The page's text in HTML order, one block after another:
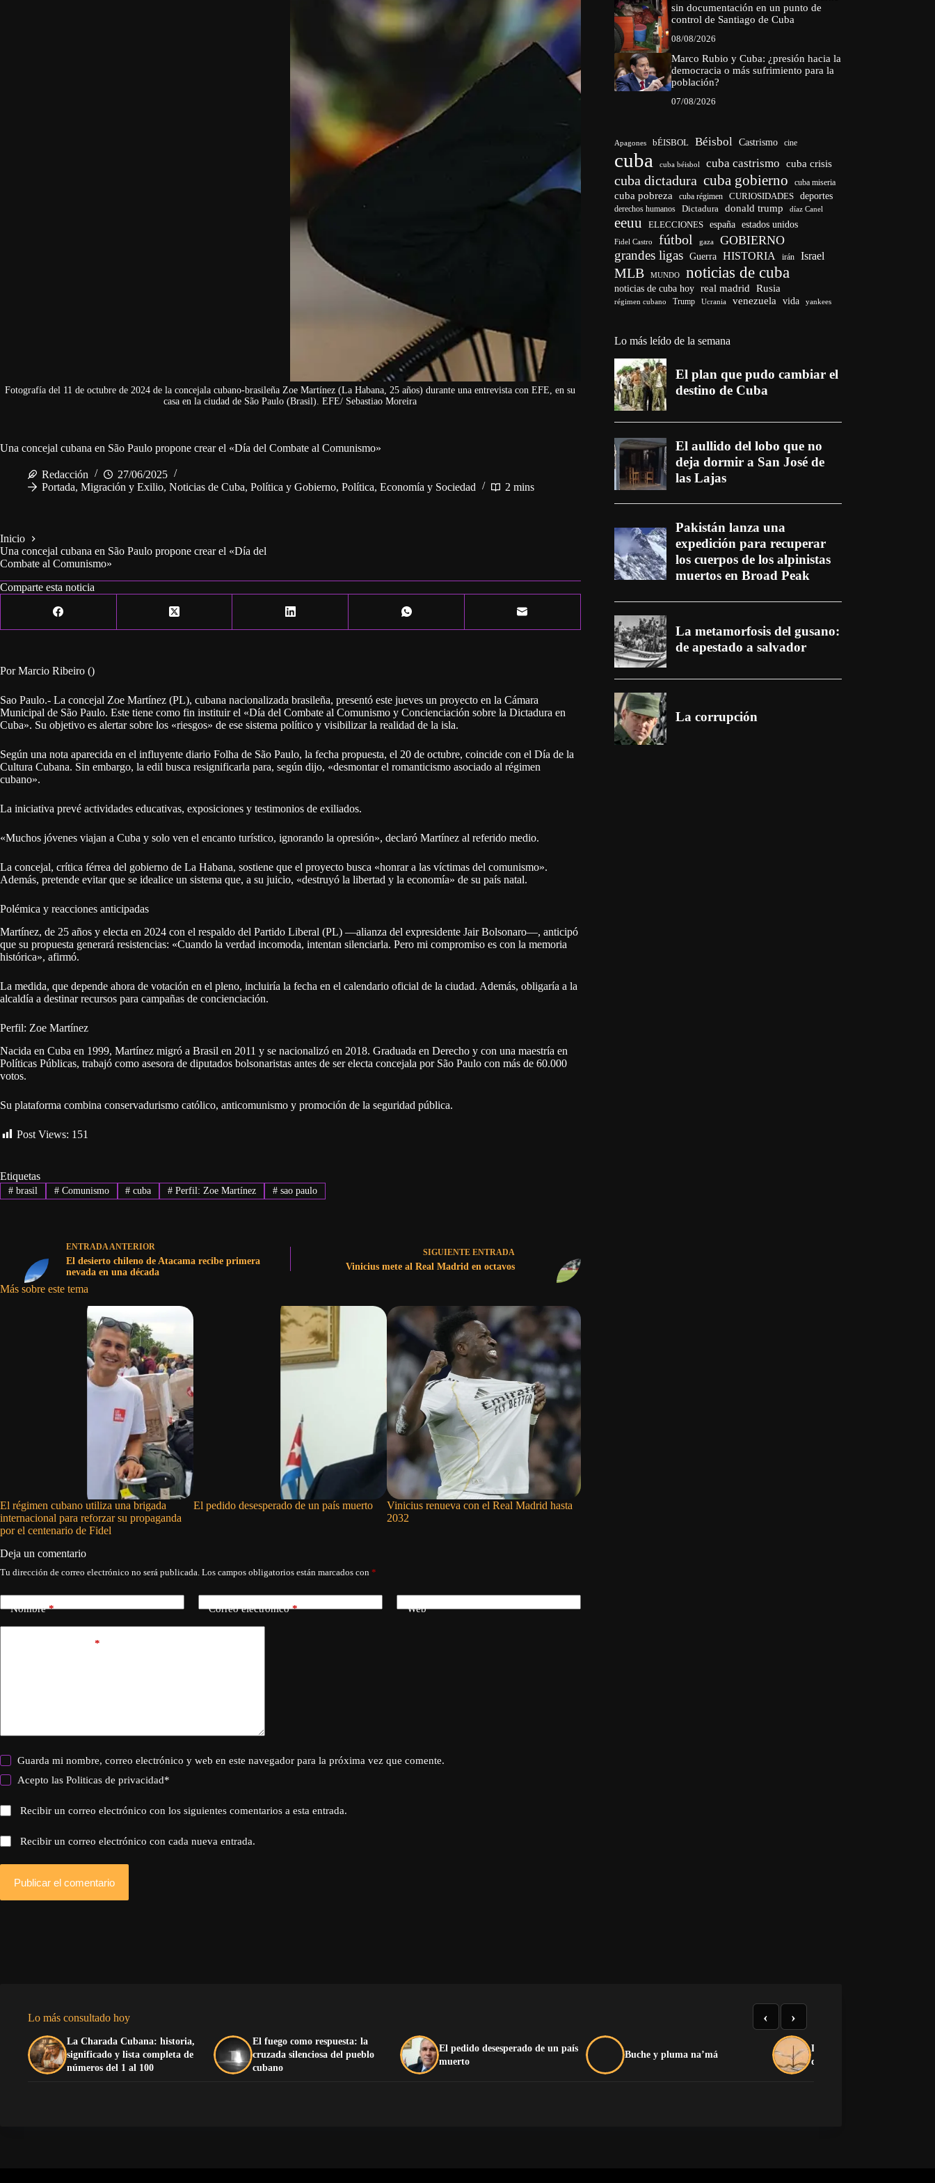
Fotografía del 11 de octubre de 2024 de la concejala cubano-brasileña Zoe Martínez (La Habana, 25 años) durante una entrevista con EFE, en su
casa en la ciudad de São Paulo (Brasil). EFE/ Sebastiao Moreira
Una concejal cubana en São Paulo propone crear el «Día del Combate al Comunismo»
Redacción
27/06/2025
Portada, Migración y Exilio, Noticias de Cuba, Política y Gobierno, Política, Economía y Sociedad 2 mins
Inicio
Una concejal cubana en São Paulo propone crear el «Día del
Combate al Comunismo»
Comparte esta noticia
Por Marcio Ribeiro ()
Sao Paulo.- La concejal Zoe Martínez (PL), cubana nacionalizada brasileña, presentó este jueves un proyecto en la Cámara
Municipal de São Paulo. Este tiene como fin instituir el «Día del Combate al Comunismo y Concienciación sobre la Dictadura en
Cuba». Su objetivo es alertar sobre los «riesgos» de ese sistema político y visibilizar la realidad de la isla.
Según una nota aparecida en el influyente diario Folha de São Paulo, la fecha propuesta, el 20 de octubre, coincide con el Día de la
Cultura Cubana. Sin embargo, la edil busca resignificarla para, según dijo, «desmontar el romanticismo asociado al régimen
cubano».
La iniciativa prevé actividades educativas, exposiciones y testimonios de exiliados.
«Muchos jóvenes viajan a Cuba y solo ven el encanto turístico, ignorando la opresión», declaró Martínez al referido medio.
La concejal, crítica férrea del gobierno de La Habana, sostiene que el proyecto busca «honrar a las víctimas del comunismo».
Además, pretende evitar que se idealice un sistema que, a su juicio, «destruyó la libertad y la economía» de su país natal.
Polémica y reacciones anticipadas
Martínez, de 25 años y electa en 2024 con el respaldo del Partido Liberal (PL) —alianza del expresidente Jair Bolsonaro—, anticipó
que su propuesta generará resistencias: «Cuando la verdad incomoda, intentan silenciarla. Pero mi compromiso es con la memoria
histórica», afirmó.
La medida, que depende ahora de votación en el pleno, incluiría la fecha en el calendario oficial de la ciudad. Además, obligaría a la
alcaldía a destinar recursos para campañas de concienciación.
Perfil: Zoe Martínez
Nacida en Cuba en 1999, Martínez migró a Brasil en 2011 y se nacionalizó en 2018. Graduada en Derecho y con una maestría en
Políticas Públicas, trabajó como asesora de diputados bolsonaristas antes de ser electa concejala por São Paulo con más de 60.000
votos.
Su plataforma combina conservadurismo católico, anticomunismo y promoción de la seguridad pública.
Post Views: 151
Etiquetas
#brasil #Comunismo # cuba # Perfil: Zoe Martínez # sao paulo
ENTRADA ANTERIOR
El desierto chileno de Atacama recibe primera
nevada en una década
SIGUIENTE ENTRADA
Vinicius mete al Real Madrid en octavos
Más sobre este tema
El régimen cubano utiliza una brigada
internacional para reforzar su propaganda
por el centenario de Fidel
El pedido desesperado de un país muerto
Vinicius renueva con el Real Madrid hasta
2032
Deja un comentario
Tu dirección de correo electrónico no será publicada. Los campos obligatorios están marcados con *
Nombre* Correo electrónico* Web
*
Guarda mi nombre, correo electrónico y web en este navegador para la próxima vez que comente.
Acepto lasPoliticas de privacidad*
Recibir un correo electrónico con los siguientes comentarios a esta entrada.
Recibir un correo electrónico con cada nueva entrada.
Publicar el comentario
sin documentación en un punto de
control de Santiago de Cuba
08/08/2026
Marco Rubio y Cuba: ¿presión hacia la
democracia o más sufrimiento para la
población?
07/08/2026
Apagones bÉISBOL Béisbol Castrismo cine
cuba cuba béisbol cuba castrismo cuba crisis
cuba dictadura cuba gobierno cuba miseria
cuba pobreza cuba régimen CURIOSIDADES deportes
derechos humanos Dictadura donald trump díaz Canel
eeuu ELECCIONES españa estados unidos
Fidel Castro fútbol gaza GOBIERNO
grandes ligas Guerra HISTORIA irán Israel
MLB MUNDO noticias de cuba
noticias de cuba hoy real madrid Rusia
régimen cubano Trump Ucrania venezuela vida yankees
Lo más leído de la semana
Lo más consultado hoy
La Charada Cubana: historia,
significado y lista completa de
números del 1 al 100
El fuego como respuesta: la
cruzada silenciosa del pueblo
cubano
El pedido desesperado de un país
muerto
Buche y pluma na’má
La crítica que no devora: el
dilema de la oposición
‹ ›